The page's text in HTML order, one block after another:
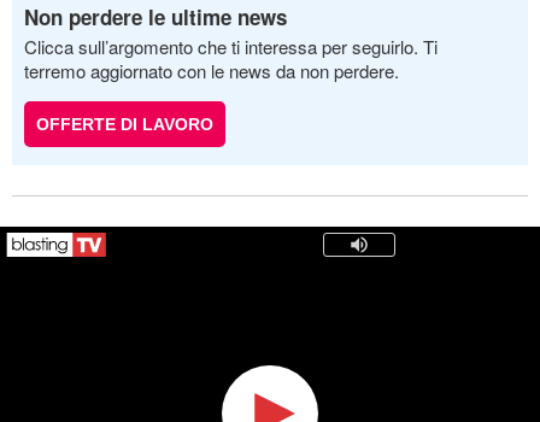
Non perdere le ultime news
Clicca sull’argomento che ti interessa per seguirlo. Ti
terremo aggiornato con le news da non perdere.
OFFERTE DI LAVORO